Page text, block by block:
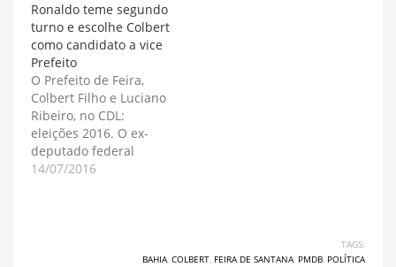
Ronaldo teme segundo
turno e escolhe Colbert
como candidato a vice
Prefeito
O Prefeito de Feira,
Colbert Filho e Luciano
Ribeiro, no CDL:
eleições 2016. O ex-
deputado federal
Colbert Martins Filho é
foi feito pelo Prefeito
14/07/2016
TAGS:
BAHIA, COLBERT, FEIRA DE SANTANA, PMDB, POLÍTICA